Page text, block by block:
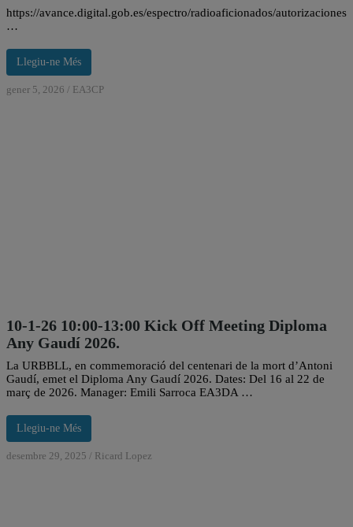
https://avance.digital.gob.es/espectro/radioaficionados/
…
Llegiu-ne Més
gener 5, 2026 / EA3CP
10-1-26 10:00-13:00 Kick Off Meeting Diploma
Any Gaudí 2026.
La URBBLL, en commemoració del centenari de la mort d’Antoni
Gaudí, emet el Diploma Any Gaudí 2026. Dates: Del 16 al 22 de
març de 2026. Manager: Emili Sarroca EA3DA …
Llegiu-ne Més
desembre 29, 2025 / Ricard Lopez